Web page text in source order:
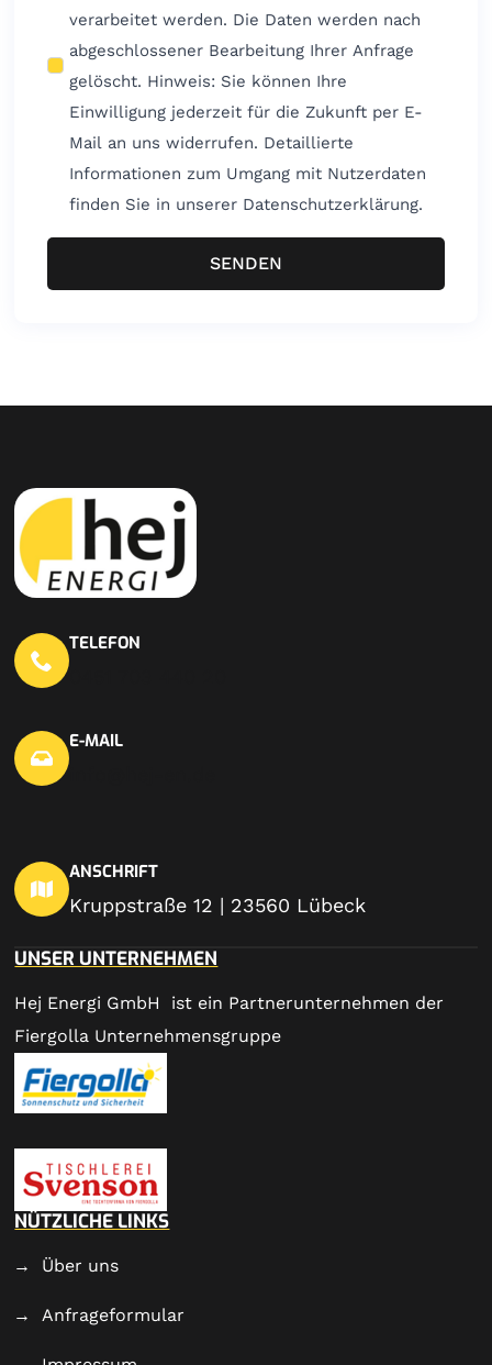
verarbeitet werden. Die Daten werden nach
abgeschlossener Bearbeitung Ihrer Anfrage
gelöscht. Hinweis: Sie können Ihre
Einwilligung jederzeit für die Zukunft per E-
Mail an uns widerrufen. Detaillierte
Informationen zum Umgang mit Nutzerdaten
finden Sie in unserer Datenschutzerklärung.
SENDEN
TELEFON
E-MAIL
ANSCHRIFT
Kruppstraße 12 | 23560 Lübeck
UNSER UNTERNEHMEN
Hej Energi GmbH ist ein Partnerunternehmen der
Fiergolla Unternehmensgruppe
NÜTZLICHE LINKS
Über uns
Anfrageformular